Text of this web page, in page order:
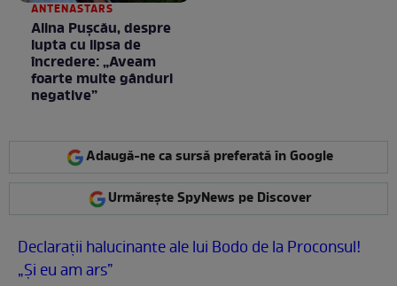
ANTENASTARS
Alina Pușcău, despre
lupta cu lipsa de
încredere: „Aveam
foarte multe gânduri
negative”
Adaugă-ne ca sursă preferată în Google
Urmărește SpyNews pe Discover
Declaraţii halucinante ale lui Bodo de la Proconsul!
„Şi eu am ars”